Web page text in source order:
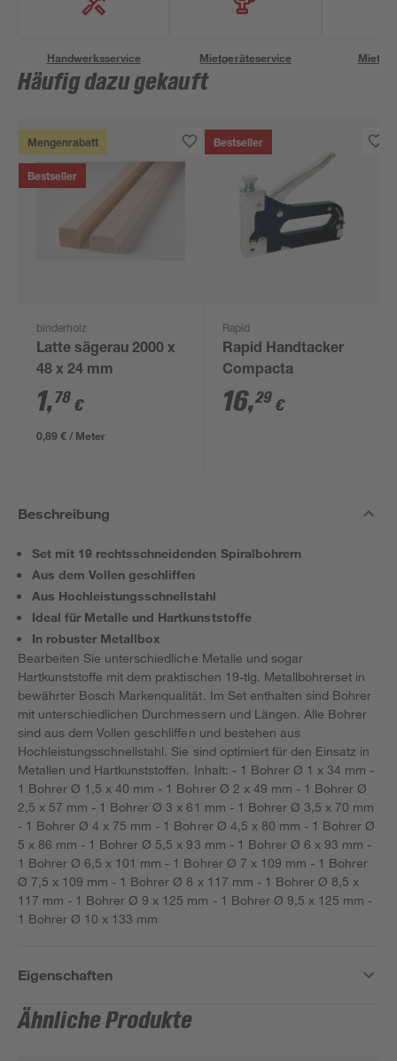
Handwerksservice Mietgeräteservice
Häufig dazu gekauft
Mengenrabatt
Bestseller
binderholz
Latte sägerau 2000 x
48 x 24 mm
1,78 €
0,89 € / Meter
Bestseller
Rapid
Rapid Handtacker
Compacta
16,29 €
Beschreibung
Set mit 19 rechtsschneidenden Spiralbohrern
Aus dem Vollen geschliffen
Aus Hochleistungsschnellstahl
Ideal für Metalle und Hartkunststoffe
In robuster Metallbox
Bearbeiten Sie unterschiedliche Metalle und sogar
Hartkunststoffe mit dem praktischen 19-tlg. Metallbohrerset in
bewährter Bosch Markenqualität. Im Set enthalten sind Bohrer
mit unterschiedlichen Durchmessern und Längen. Alle Bohrer
sind aus dem Vollen geschliffen und bestehen aus
Hochleistungsschnellstahl. Sie sind optimiert für den Einsatz in
Metallen und Hartkunststoffen. Inhalt: - 1 Bohrer Ø 1 x 34 mm -
1 Bohrer Ø 1,5 x 40 mm - 1 Bohrer Ø 2 x 49 mm - 1 Bohrer Ø
2,5 x 57 mm - 1 Bohrer Ø 3 x 61 mm - 1 Bohrer Ø 3,5 x 70 mm
- 1 Bohrer Ø 4 x 75 mm - 1 Bohrer Ø 4,5 x 80 mm - 1 Bohrer Ø
5 x 86 mm - 1 Bohrer Ø 5,5 x 93 mm - 1 Bohrer Ø 6 x 93 mm -
1 Bohrer Ø 6,5 x 101 mm - 1 Bohrer Ø 7 x 109 mm - 1 Bohrer
Ø 7,5 x 109 mm - 1 Bohrer Ø 8 x 117 mm - 1 Bohrer Ø 8,5 x
117 mm - 1 Bohrer Ø 9 x 125 mm - 1 Bohrer Ø 9,5 x 125 mm -
1 Bohrer Ø 10 x 133 mm
Eigenschaften
Ähnliche Produkte